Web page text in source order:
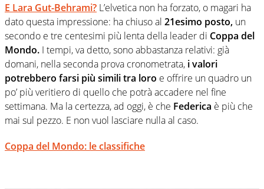
E Lara Gut-Behrami? L’elvetica non ha forzato, o magari ha
dato questa impressione: ha chiuso al 21esimo posto, un
secondo e tre centesimi più lenta della leader di Coppa del
Mondo. I tempi, va detto, sono abbastanza relativi: già
domani, nella seconda prova cronometrata, i valori
potrebbero farsi più simili tra loro e offrire un quadro un
po’ più veritiero di quello che potrà accadere nel fine
settimana. Ma la certezza, ad oggi, è che Federica è più che
mai sul pezzo. E non vuol lasciare nulla al caso.
Coppa del Mondo: le classifiche